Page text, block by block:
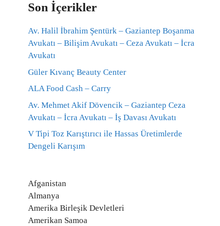
Son İçerikler
Av. Halil İbrahim Şentürk – Gaziantep Boşanma
Avukatı – Bilişim Avukatı – Ceza Avukatı – İcra
Avukatı
Güler Kıvanç Beauty Center
ALA Food Cash – Carry
Av. Mehmet Akif Dövencik – Gaziantep Ceza
Avukatı – İcra Avukatı – İş Davası Avukatı
V Tipi Toz Karıştırıcı ile Hassas Üretimlerde
Dengeli Karışım
Afganistan
Almanya
Amerika Birleşik Devletleri
Amerikan Samoa